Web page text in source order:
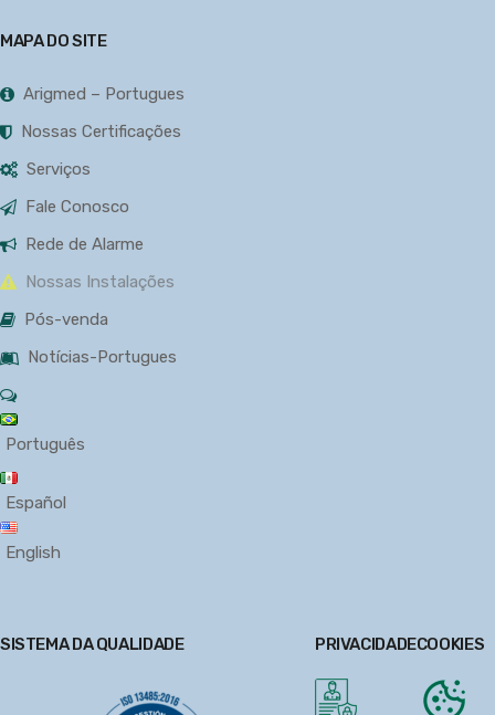
MAPA DO SITE
Arigmed – Portugues
Nossas Certificações
Serviços
Fale Conosco
Rede de Alarme
Nossas Instalações
Pós-venda
Notícias-Portugues
Português
Español
English
SISTEMA DA QUALIDADE PRIVACIDADECOOKIES